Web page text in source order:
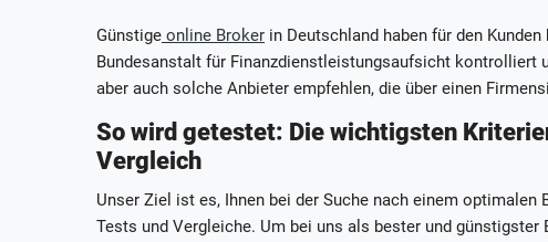
Günstige online Broker in Deutschland haben für den
Bundesanstalt für Finanzdienstleistungsaufsicht kontrolliert
aber auch solche Anbieter empfehlen, die über einen
So wird getestet: Die wichtigsten
Vergleich
Unser Ziel ist es, Ihnen bei der Suche nach einem
Tests und Vergleiche. Um bei uns als bester und